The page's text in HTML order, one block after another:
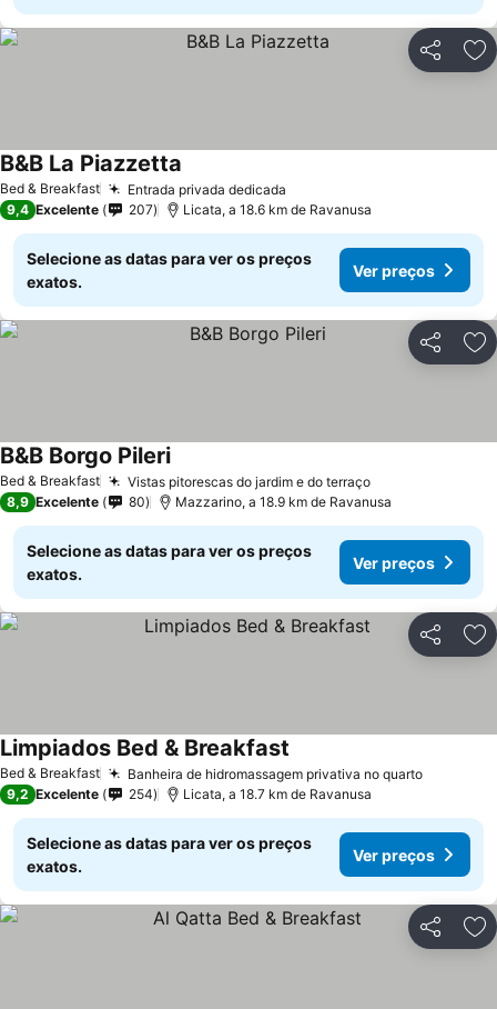
Partilhar
Bed & Breakfast Entrada privada dedicada
B&B La Piazzetta
9,4 Excelente 207 Licata, a 18.6 km de Ravanusa
Selecione as datas para ver os preços
exatos.
Ver preços
Partilhar
Bed & Breakfast Vistas pitorescas do jardim e do terraço
B&B Borgo Pileri
8,9 Excelente 80 Mazzarino, a 18.9 km de Ravanusa
Selecione as datas para ver os preços
exatos.
Ver preços
Partilhar
Bed & Breakfast Banheira de hidromassagem privativa no quarto
Limpiados Bed & Breakfast
9,2 Excelente 254 Licata, a 18.7 km de Ravanusa
Selecione as datas para ver os preços
exatos.
Ver preços
Partilhar